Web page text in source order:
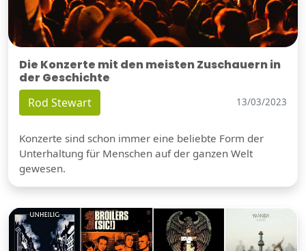
Die Konzerte mit den meisten Zuschauern in
der Geschichte
Rod Stewart 13/03/2023
Konzerte sind schon immer eine beliebte Form der
Unterhaltung für Menschen auf der ganzen Welt
gewesen.